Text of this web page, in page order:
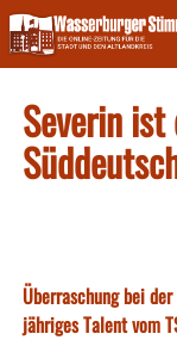
Skip
to
content
Severin
Überraschung bei
jähriges Talent vom